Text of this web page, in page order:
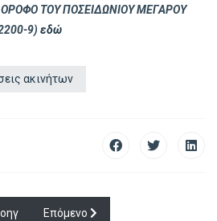
ΟΡΟΦΟ ΤΟΥ ΠΟΣΕΙΔΩΝΙΟΥ ΜΕΓΑΡΟΥ
9) εδώ
ακινήτων
άρθρο: ΔΙΑΚΗΡΥΞΗ ΑΡΙΘ. 10/
Επόμενο άρθρο: Μισθώσεις -
Επόμενο